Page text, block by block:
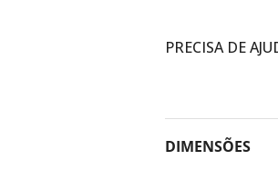
PRECISA DE
DIMENSÕES